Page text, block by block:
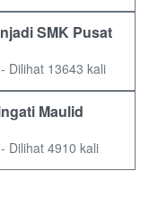
SMK Pusat
Dilihat 13643 kali
Maulid
Dilihat 4910 kali